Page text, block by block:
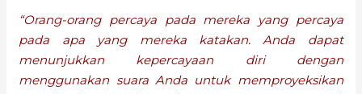
“Orang-orang percaya pada mereka yang percaya
pada apa yang mereka katakan. Anda dapat
menunjukkan kepercayaan diri dengan
menggunakan suara Anda untuk memproyeksikan